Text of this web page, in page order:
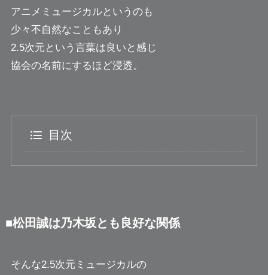
アニメミュージカルというのも
少々不自然なこともあり
2.5次元という言葉は良いと感じ
協会の名前にするほど浸透。
目次
■松田誠は乃木坂とも良好な関係
そんな2.5次元ミュージカルの